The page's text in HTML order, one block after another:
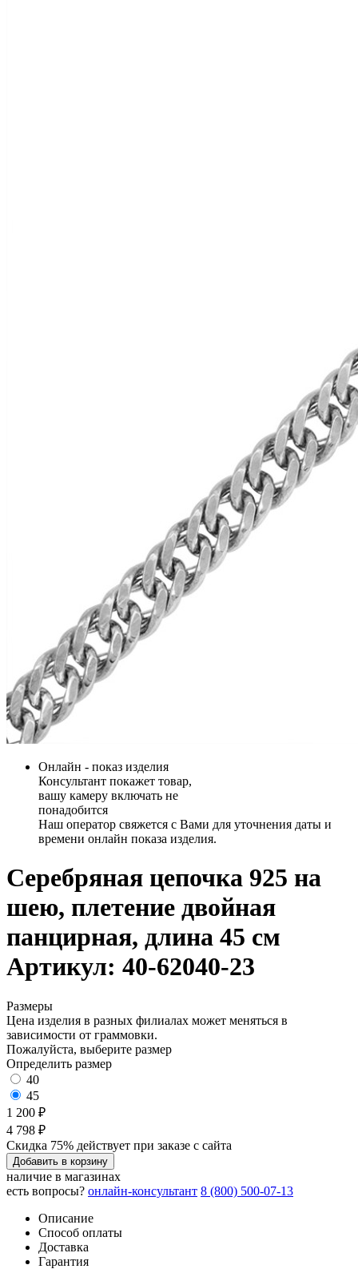
Онлайн - показ изделия
Консультант покажет товар,
вашу камеру включать не
понадобится
Наш оператор свяжется с Вами для уточнения даты и
времени онлайн показа изделия.
Серебряная цепочка 925 на
шею, плетение двойная
панцирная, длина 45 см
Артикул: 40-62040-23
Размеры
Цена изделия в разных филиалах может меняться в
зависимости от граммовки.
Пожалуйста, выберите размер
Определить размер
40
45
1 200 ₽
4 798 ₽
Скидка 75% действует при заказе с сайта
Добавить в корзину
наличие в магазинах
есть вопросы? онлайн-консультант 8 (800) 500-07-13
Описание
Способ оплаты
Доставка
Гарантия